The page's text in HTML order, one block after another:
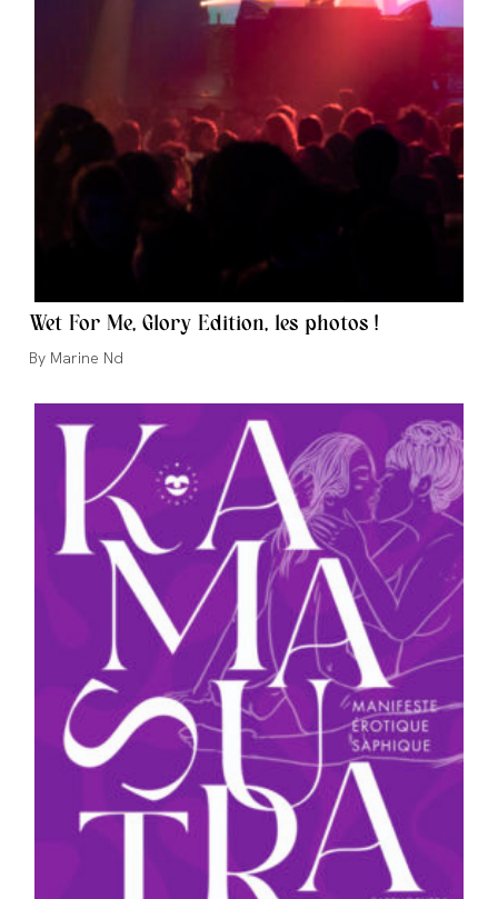
Wet For Me, Glory Edition, les photos !
Auteur/autrice
la
publication :
Marine Nd